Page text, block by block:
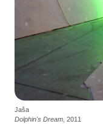
Jaša
Dolphin's Dream, 2011